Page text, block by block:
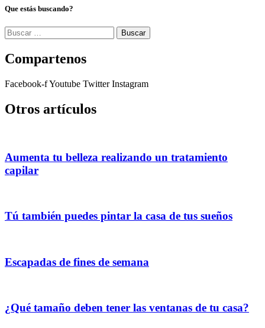
Que estás buscando?
Buscar:
Compartenos
Facebook-fYoutube Twitter Instagram
Otros artículos
Aumenta tu belleza realizando un tratamiento
capilar
Tú también puedes pintar la casa de tus sueños
Escapadas de fines de semana
¿Qué tamaño deben tener las ventanas de tu casa?